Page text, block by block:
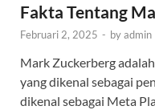
Fakta Tentang
Februari 2, 2025 - byadmin
Mark Zuckerberg
yang dikenal sebagai
dikenal sebagai Meta